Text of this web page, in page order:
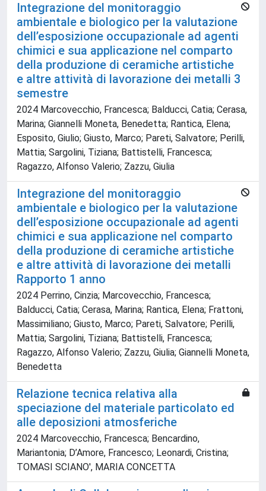
Integrazione del monitoraggio
ambientale e biologico per la valutazione
dell’esposizione occupazionale ad agenti
chimici e sua applicazione nel comparto
della produzione di ceramiche artistiche
e altre attività di lavorazione dei metalli 3
semestre
2024 Marcovecchio, Francesca; Balducci, Catia; Cerasa,
Marina; Giannelli Moneta, Benedetta; Rantica, Elena;
Esposito, Giulio; Giusto, Marco; Pareti, Salvatore; Perilli,
Mattia; Sargolini, Tiziana; Battistelli, Francesca;
Ragazzo, Alfonso Valerio; Zazzu, Giulia
Integrazione del monitoraggio
ambientale e biologico per la valutazione
dell’esposizione occupazionale ad agenti
chimici e sua applicazione nel comparto
della produzione di ceramiche artistiche
e altre attività di lavorazione dei metalli
Rapporto 1 anno
2024 Perrino, Cinzia; Marcovecchio, Francesca;
Balducci, Catia; Cerasa, Marina; Rantica, Elena; Frattoni,
Massimiliano; Giusto, Marco; Pareti, Salvatore; Perilli,
Mattia; Sargolini, Tiziana; Battistelli, Francesca;
Ragazzo, Alfonso Valerio; Zazzu, Giulia; Giannelli Moneta,
Benedetta
Relazione tecnica relativa alla
speciazione del materiale particolato ed
alle deposizioni atmosferiche
2024 Marcovecchio, Francesca; Bencardino,
Mariantonia; D’Amore, Francesco; Leonardi, Cristina;
TOMASI SCIANO', MARIA CONCETTA